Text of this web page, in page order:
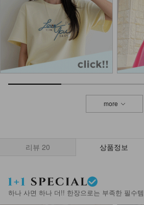
DM23-AC-15/인피니티 체인 팔찌
14,900
DM32-AC-04/굿럭 믹스체인 목걸이
12,900
more
리뷰 20 상품정보
하나 사면 하나 더!! 한장으로는 부족한 필수템